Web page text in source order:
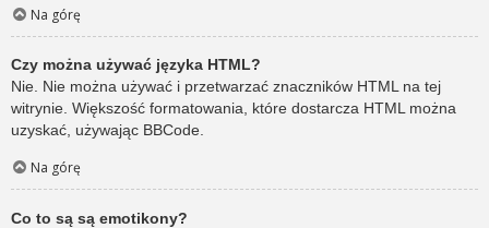
Na górę
Czy można używać języka HTML?
Nie. Nie można używać i przetwarzać znaczników HTML na tej
witrynie. Większość formatowania, które dostarcza HTML można
uzyskać, używając BBCode.
Na górę
Co to są są emotikony?